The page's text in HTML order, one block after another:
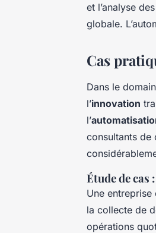
et l’analyse
globale.
Cas
Dans le
l’innovation
l’
consultants de
Étude de
Une
la collecte de
opérations